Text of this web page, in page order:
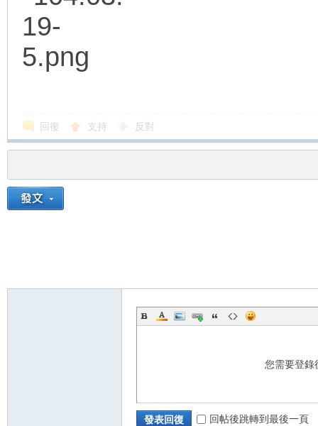
回復 支持 反對
您需要登
發表回復 回帖後跳轉到最後一頁